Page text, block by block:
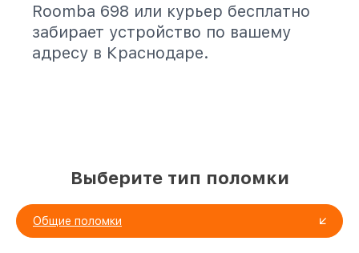
Roomba 698 или курьер бесплатно
забирает устройство по вашему
адресу в Краснодаре.
Выберите тип поломки
Общие поломки